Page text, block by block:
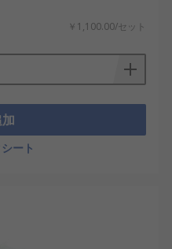
で、電力管理の効率
ショートを防ぐため
とで、機器の故障
ールや電源ライン
￥1,100.00/セット
ート